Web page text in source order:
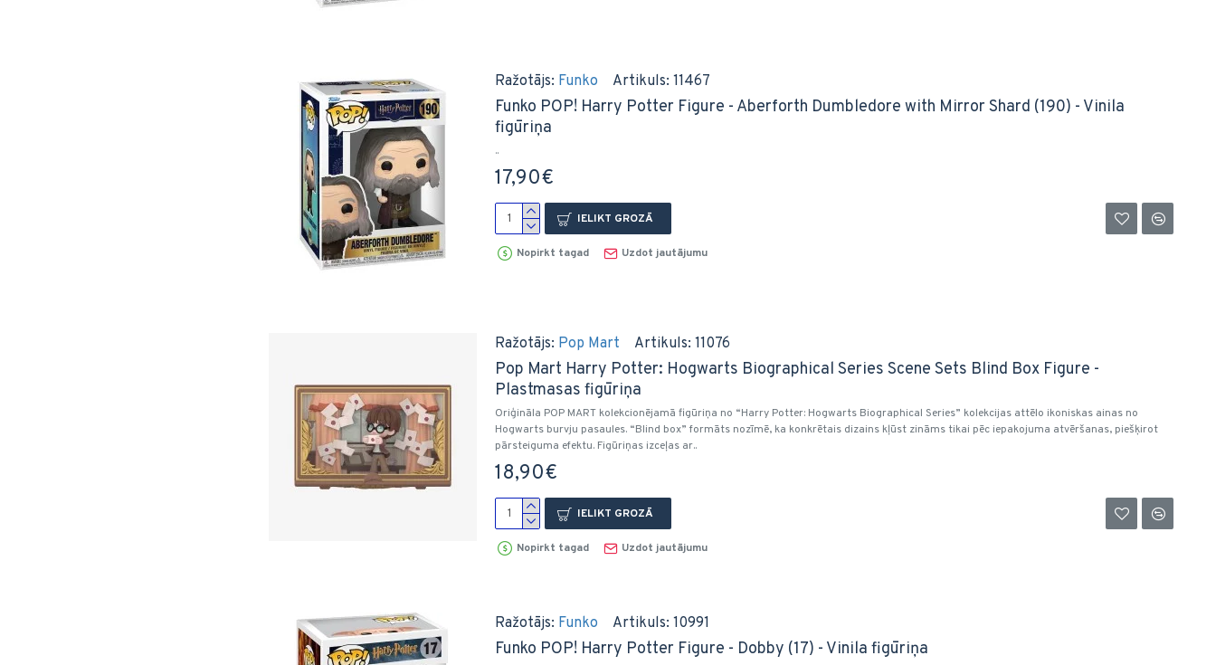
Ražotājs: Funko Artikuls: 11467
Funko POP! Harry Potter Figure - Aberforth Dumbledore with Mirror Shard (190) - Vinila
figūriņa
..
17,90€
IELIKT GROZĀ
Nopirkt tagad Uzdot jautājumu
Ražotājs: Pop Mart Artikuls: 11076
Pop Mart Harry Potter: Hogwarts Biographical Series Scene Sets Blind Box Figure -
Plastmasas figūriņa
Oriģināla POP MART kolekcionējamā figūriņa no “Harry Potter: Hogwarts Biographical Series” kolekcijas attēlo ikoniskas ainas no
Hogwarts burvju pasaules. “Blind box” formāts nozīmē, ka konkrētais dizains kļūst zināms tikai pēc iepakojuma atvēršanas, piešķirot
pārsteiguma efektu. Figūriņas izceļas ar..
18,90€
IELIKT GROZĀ
Nopirkt tagad Uzdot jautājumu
Ražotājs: Funko Artikuls: 10991
Funko POP! Harry Potter Figure - Dobby (17) - Vinila figūriņa